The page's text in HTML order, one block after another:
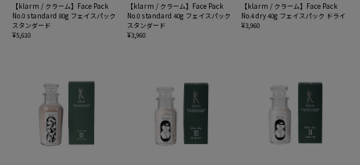
【klarm / クラーム】Face Pack
No.0 standard 80g フェイスパック
スタンダード
¥5,610
【klarm / クラーム】Face Pack
No.0 standard 40g フェイスパック
スタンダード
¥3,960
【klarm / クラーム】Face Pack
No.4 dry 40g フェイスパック ドライ
¥3,960